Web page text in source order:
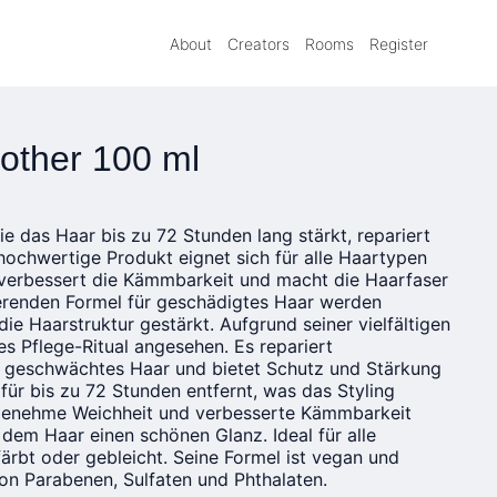
About Creators Rooms Register
100 ml
das Haar bis zu 72 Stunden lang stärkt, repariert
Produkt eignet sich für alle Haartypen
die Kämmbarkeit und macht die Haarfaser
Formel für geschädigtes Haar werden
Haarstruktur gestärkt. Aufgrund seiner vielfältigen
Pflege-Ritual angesehen. Es repariert
Haar und bietet Schutz und Stärkung
bis zu 72 Stunden entfernt, was das Styling
Weichheit und verbesserte Kämmbarkeit
Haar einen schönen Glanz. Ideal für alle
oder gebleicht. Seine Formel ist vegan und
Parabenen, Sulfaten und Phthalaten.